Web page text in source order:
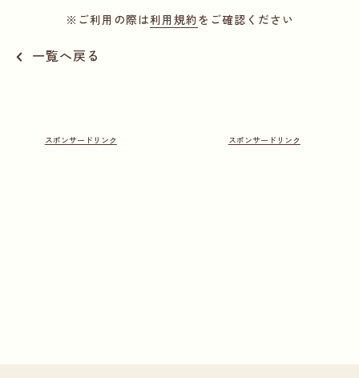
※ご利用の際は利用規約をご確認ください
一覧へ戻る